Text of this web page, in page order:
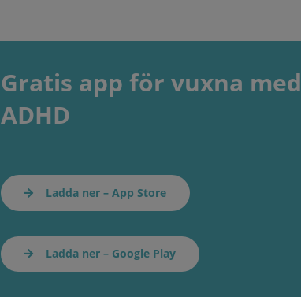
Gratis app för vuxna med
ADHD
Ladda ner – App Store
Ladda ner – Google Play